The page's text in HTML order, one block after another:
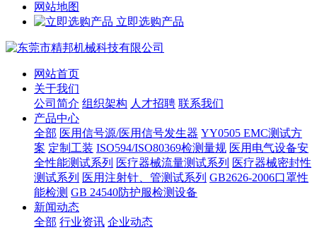
网站地图
立即选购产品
网站首页
关于我们
公司简介 组织架构 人才招聘 联系我们
产品中心
全部 医用信号源/医用信号发生器 YY0505 EMC测试方
案 定制工装 ISO594/ISO80369检测量规 医用电气设备安
全性能测试系列 医疗器械流量测试系列 医疗器械密封性
测试系列 医用注射针、管测试系列 GB2626-2006口罩性
能检测 GB 24540防护服检测设备
新闻动态
全部 行业资讯 企业动态